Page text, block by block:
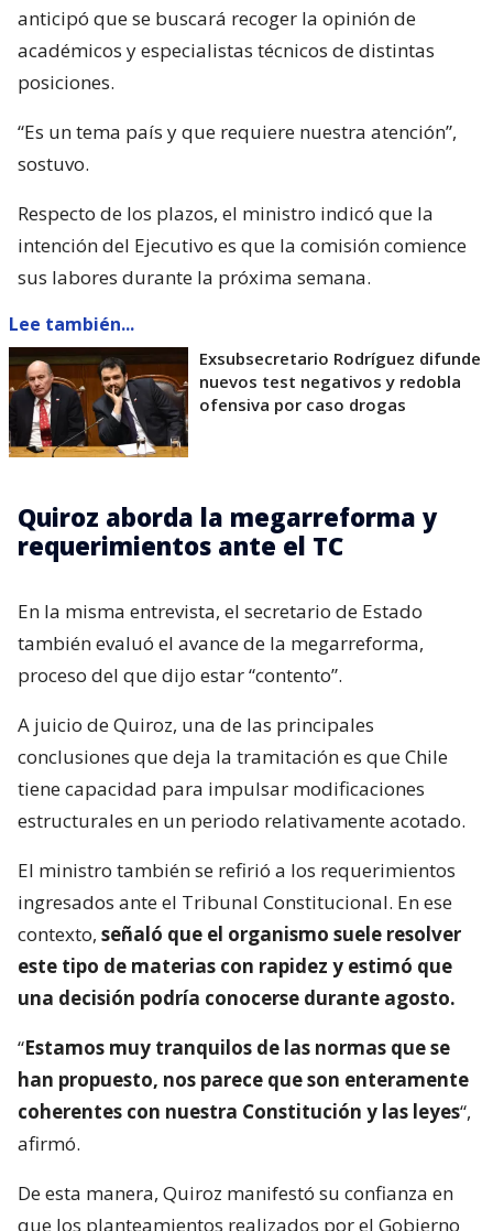
anticipó que se buscará recoger la opinión de
académicos y especialistas técnicos de distintas
posiciones.
“Es un tema país y que requiere nuestra atención”,
sostuvo.
Respecto de los plazos, el ministro indicó que la
intención del Ejecutivo es que la comisión comience
sus labores durante la próxima semana.
Lee también...
Exsubsecretario Rodríguez difunde
nuevos test negativos y redobla
ofensiva por caso drogas
Quiroz aborda la megarreforma y
requerimientos ante el TC
En la misma entrevista, el secretario de Estado
también evaluó el avance de la megarreforma,
proceso del que dijo estar “contento”.
A juicio de Quiroz, una de las principales
conclusiones que deja la tramitación es que Chile
tiene capacidad para impulsar modificaciones
estructurales en un periodo relativamente acotado.
El ministro también se refirió a los requerimientos
ingresados ante el Tribunal Constitucional. En ese
contexto, señaló que el organismo suele resolver
este tipo de materias con rapidez y estimó que
una decisión podría conocerse durante agosto.
“Estamos muy tranquilos de las normas que se
han propuesto, nos parece que son enteramente
coherentes con nuestra Constitución y las leyes“,
afirmó.
De esta manera, Quiroz manifestó su confianza en
que los planteamientos realizados por el Gobierno